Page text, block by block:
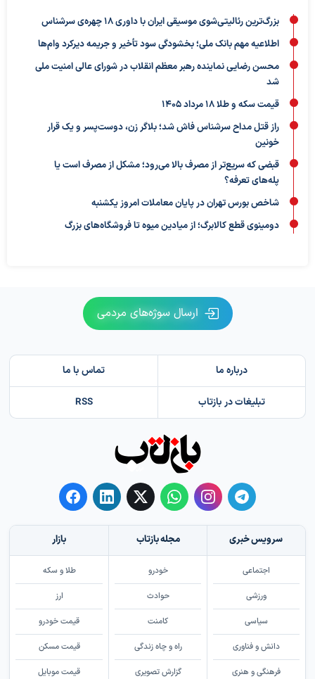
بزرگ‌ترین رئالیتی‌شوی موسیقی ایران با داوری ۱۸ چهره‌ی سرشناس
اطلاعیه مهم بانک ملی؛ بخشودگی سود تأخیر و جریمه دیرکرد وام‌ها
محسن رضایی نماینده رهبر معظم انقلاب در شورای عالی امنیت ملی
شد
قیمت سکه و طلا 18 مرداد 1405
راز قتل مداح سرشناس فاش شد؛ بلاگر زن، دوست‌پسر و یک قرار
خونین
قبضی که سریع‌تر از مصرف بالا می‌رود؛ مشکل از مصرف است یا
پله‌های تعرفه؟
شاخص بورس تهران در پایان معاملات امروز یکشنبه
دومینوی قطع کالابرگ؛ از میادین میوه تا فروشگاه‌های بزرگ
ارسال سوژه‌های مردمی
درباره ما تماس با ما
تبلیغات در بازتاب RSS
سرویس خبری
اجتماعی
ورزشی
سیاسی
دانش و فناوری
فرهنگی و هنری
مجله بازتاب
خودرو
حوادث
کامنت
راه و چاه زندگی
گزارش تصویری
بازار
طلا و سکه
ارز
قیمت خودرو
قیمت مسکن
قیمت موبایل